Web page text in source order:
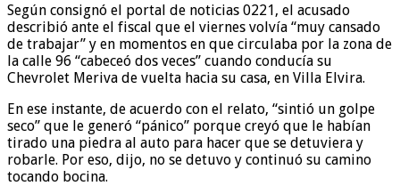
Según consignó el portal de noticias 0221, el acusado
describió ante el fiscal que el viernes volvía “muy cansado
de trabajar” y en momentos en que circulaba por la zona de
la calle 96 “cabeceó dos veces” cuando conducía su
Chevrolet Meriva de vuelta hacia su casa, en Villa Elvira.
En ese instante, de acuerdo con el relato, “sintió un golpe
seco” que le generó “pánico” porque creyó que le habían
tirado una piedra al auto para hacer que se detuviera y
robarle. Por eso, dijo, no se detuvo y continuó su camino
tocando bocina.